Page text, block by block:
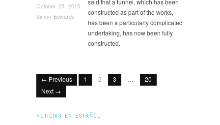
October 25, 2015
Simon Edwards
said that a tunnel, which has been
constructed as part of the works,
has been a particularly complicated
undertaking, has now been fully
constructed.
← Previous 1 2 3 …
20
Next →
NOTICIAS EN ESPAÑOL